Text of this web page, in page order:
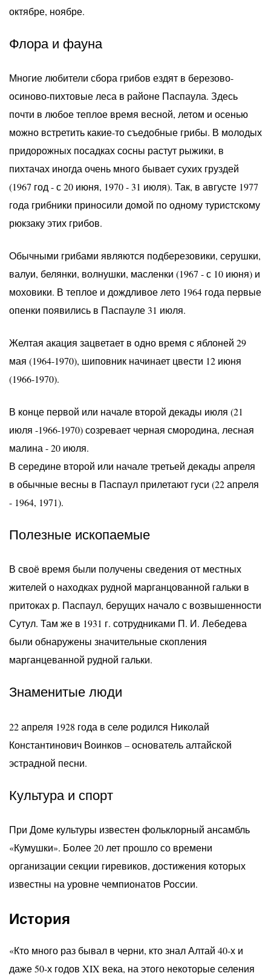
октябре, ноябре.
Флора и фауна
Многие любители сбора грибов ездят в березово-
осиново-пихтовые леса в районе Паспаула. Здесь
почти в любое теплое время весной, летом и осенью
можно встретить какие-то съедобные грибы. В молодых
придорожных посадках сосны растут рыжики, в
пихтачах иногда очень много бывает сухих груздей
(1967 год - с 20 июня, 1970 - 31 июля). Так, в августе 1977
года грибники приносили домой по одному туристскому
рюкзаку этих грибов.
Обычными грибами являются подберезовики, серушки,
валуи, белянки, волнушки, масленки (1967 - с 10 июня) и
моховики. В теплое и дождливое лето 1964 года первые
опенки появились в Паспауле 31 июля.
Желтая акация зацветает в одно время с яблоней 29
мая (1964-1970), шиповник начинает цвести 12 июня
(1966-1970).
В конце первой или начале второй декады июля (21
июля -1966-1970) созревает черная смородина, лесная
малина - 20 июля.
В середине второй или начале третьей декады апреля
в обычные весны в Паспаул прилетают гуси (22 апреля
- 1964, 1971).
Полезные ископаемые
В своё время были получены сведения от местных
жителей о находках рудной марганцованной гальки в
притоках р. Паспаул, берущих начало с возвышенности
Сутул. Там же в 1931 г. сотрудниками П. И. Лебедева
были обнаружены значительные скопления
марганцеванной рудной гальки.
Знаменитые люди
22 апреля 1928 года в селе родился Николай
Константинович Воинков – основатель алтайской
эстрадной песни.
Культура и спорт
При Доме культуры известен фольклорный ансамбль
«Кумушки». Более 20 лет прошло со времени
организации секции гиревиков, достижения которых
известны на уровне чемпионатов России.
История
«Кто много раз бывал в черни, кто знал Алтай 40-х и
даже 50-х годов XIX века, на этого некоторые селения